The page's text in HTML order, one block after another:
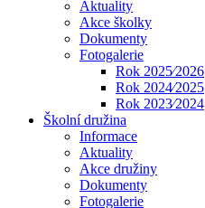
Aktuality
Akce školky
Dokumenty
Fotogalerie
Rok 2025⁄2026
Rok 2024⁄2025
Rok 2023⁄2024
Školní družina
Informace
Aktuality
Akce družiny
Dokumenty
Fotogalerie